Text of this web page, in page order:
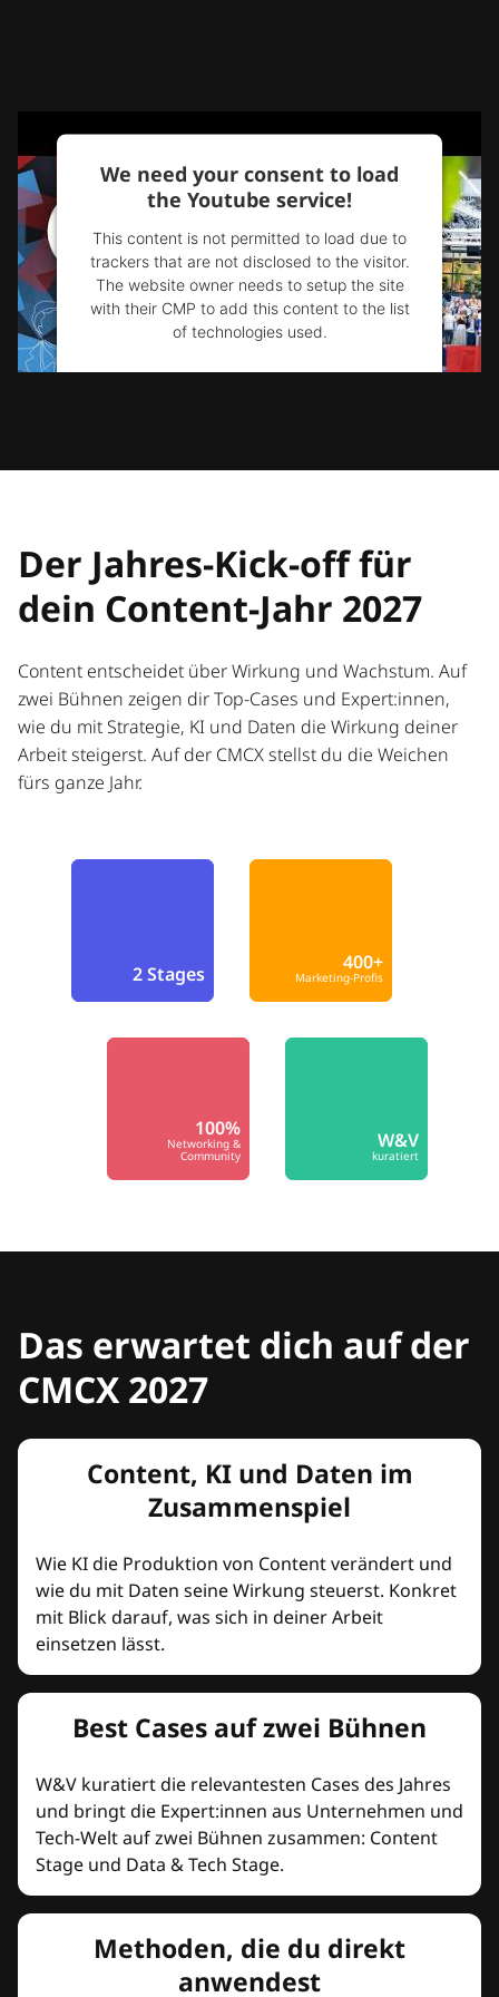
We need your consent to load
the Youtube service!
This content is not permitted to load due to
trackers that are not disclosed to the visitor.
The website owner needs to setup the site
with their CMP to add this content to the list
of technologies used.
Powered byUsercentrics Consent
Der Jahres-Kick-off für
dein Content-Jahr 2027
Content entscheidet über Wirkung und Wachstum. Auf
zwei Bühnen zeigen dir Top-Cases und Expert:innen,
wie du mit Strategie, KI und Daten die Wirkung deiner
Arbeit steigerst. Auf der CMCX stellst du die Weichen
fürs ganze Jahr.
2 Stages 400+
Marketing-Profis
100%
Networking &
Community
W&V
kuratiert
Das erwartet dich auf der
CMCX 2027
Content, KI und Daten im
Zusammenspiel
Wie KI die Produktion von Content verändert und
wie du mit Daten seine Wirkung steuerst. Konkret
mit Blick darauf, was sich in deiner Arbeit
einsetzen lässt.
Best Cases auf zwei Bühnen
W&V kuratiert die relevantesten Cases des Jahres
und bringt die Expert:innen aus Unternehmen und
Tech-Welt auf zwei Bühnen zusammen: Content
Stage und Data & Tech Stage.
Methoden, die du direkt
anwendest